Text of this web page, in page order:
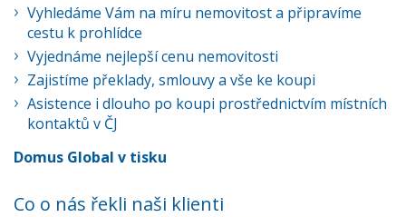
Vyhledáme Vám na míru nemovitost a připravíme
cestu k prohlídce
Vyjednáme nejlepší cenu nemovitosti
Zajistíme překlady, smlouvy a vše ke koupi
Asistence i dlouho po koupi prostřednictvím místních
kontaktů v ČJ
Domus Global v tisku
Co o nás řekli naši klienti